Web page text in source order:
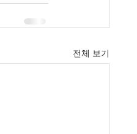
전체 보기